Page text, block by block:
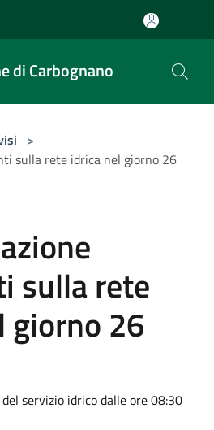
di Carbognano
>
sulla rete idrica nel giorno 26
sulla rete
giorno 26
servizio idrico dalle ore 08:30